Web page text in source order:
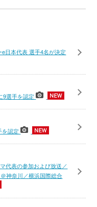
日本代表 選手4名が決定
9選手を認定
を認定
代表の参加および放送／
神奈川／横浜国際総合